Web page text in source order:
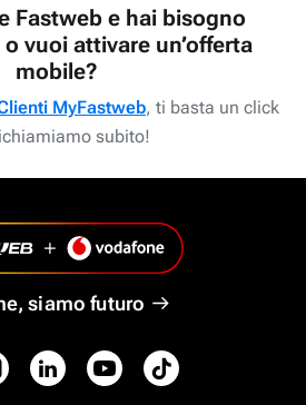
Fastweb e hai bisogno
o vuoi attivare un’offerta
mobile?
MyFastweb, ti basta un click
subito!
siamo futuro